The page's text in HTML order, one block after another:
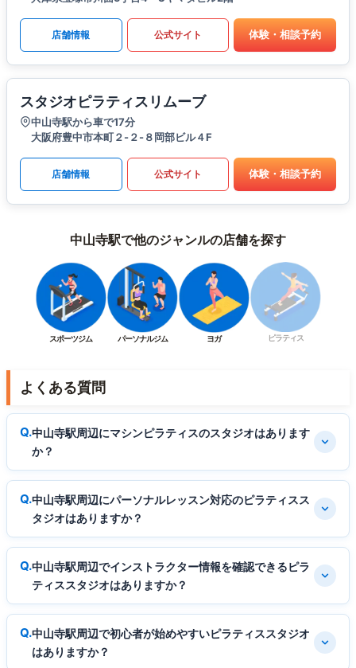
店舗情報 公式サイト 体験・相談予約
スタジオピラティスリムーブ
中山寺駅から車で17分
大阪府豊中市本町２-２-８岡部ビル４F
店舗情報 公式サイト 体験・相談予約
中山寺駅で他のジャンルの店舗を探す
スポーツジム パーソナルジム ヨガ ピラティス
よくある質問
中山寺駅周辺にマシンピラティスのスタジオはあります
か？
中山寺駅周辺にパーソナルレッスン対応のピラティスス
タジオはありますか？
中山寺駅周辺でインストラクター情報を確認できるピラ
ティススタジオはありますか？
中山寺駅周辺で初心者が始めやすいピラティススタジオ
はありますか？